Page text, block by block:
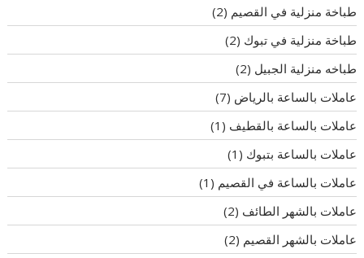
طباخة منزلية في القصيم (2)
طباخة منزلية في تبوك (2)
طباخه منزلية الجبيل (2)
عاملات بالساعة بالرياض (7)
عاملات بالساعة بالقطيف (1)
عاملات بالساعة بتبوك (1)
عاملات بالساعة في القصيم (1)
عاملات بالشهر الطائف (2)
عاملات بالشهر القصيم (2)